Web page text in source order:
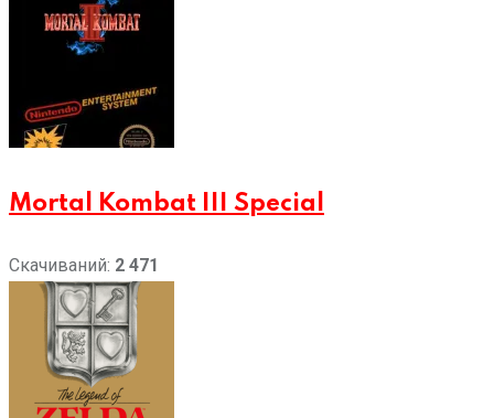
Mortal Kombat III Special
Скачиваний: 2 471